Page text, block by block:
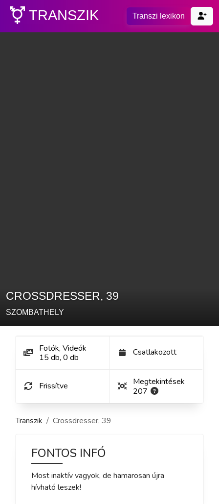
TRANSZIK Transzi lexikon
CROSSDRESSER, 39
SZOMBATHELY
Fotók, Videók
15 db, 0 db Csatlakozott
Frissítve
Megtekintések
207
Transzik Crossdresser, 39
FONTOS INFÓ
Most inaktív vagyok, de hamarosan újra
hívható leszek!